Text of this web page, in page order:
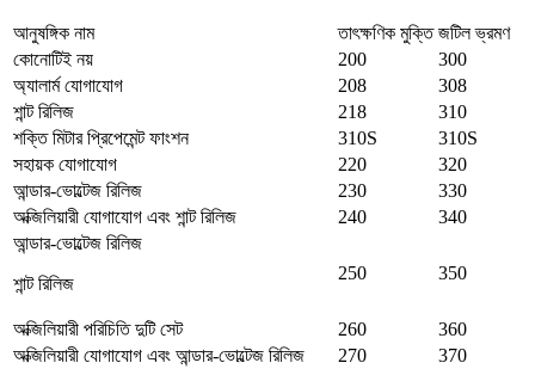
আনুষঙ্গিক নাম তাৎক্ষণিক মুক্তি জটিল ভ্রমণ
কোনোটিই নয়
200
300
অ্যালার্ম যোগাযোগ
208
308
শান্ট রিলিজ
218
310
শক্তি মিটার প্রিপেমেন্ট ফাংশন
310S
310S
সহায়ক যোগাযোগ
220
320
আন্ডার-ভোল্টেজ রিলিজ
230
330
অক্জিলিয়ারী যোগাযোগ এবং শান্ট রিলিজ
240
340
আন্ডার-ভোল্টেজ রিলিজ
শান্ট রিলিজ
250 350
অক্জিলিয়ারী পরিচিতি দুটি সেট 260
360
অক্জিলিয়ারী যোগাযোগ এবং আন্ডার-ভোল্টেজ রিলিজ
270
370